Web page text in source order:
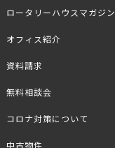
ロータリーハウスマガジン
オフィス紹介
資料請求
無料相談会
コロナ対策について
中古物件